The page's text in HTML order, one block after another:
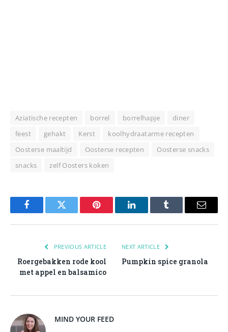
Aziatische recepten borrel borrelhapje
diner
feest
gehakt Kerst
koolhydraatarme recepten
Oosterse maaltijd
Oosterse recepten
Oosterse snacks
snacks
zelf Oosters koken
FacebookTwitter Pinterest LinkedInTumblr Email
PREVIOUS ARTICLE
Roergebakken rode kool
met appel en balsamico
NEXT ARTICLE
Pumpkin spice granola
MIND YOUR FEED